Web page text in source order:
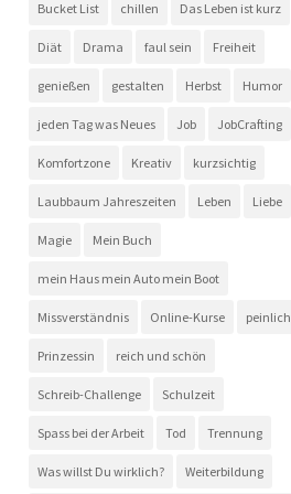
Bucket List chillen Das Leben ist kurz
Diät Drama faul sein Freiheit
genießen gestalten Herbst Humor
jeden Tag was Neues Job JobCrafting
Komfortzone Kreativ kurzsichtig
Laubbaum Jahreszeiten Leben Liebe
Magie Mein Buch
mein Haus mein Auto mein Boot
Missverständnis Online-Kurse peinlich
Prinzessin reich und schön
Schreib-Challenge Schulzeit
Spass bei der Arbeit Tod Trennung
Was willst Du wirklich? Weiterbildung